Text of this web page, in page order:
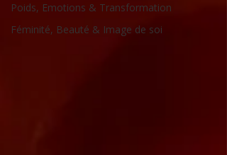
Poids, Emotions & Transformation
Féminité, Beauté & Image de soi